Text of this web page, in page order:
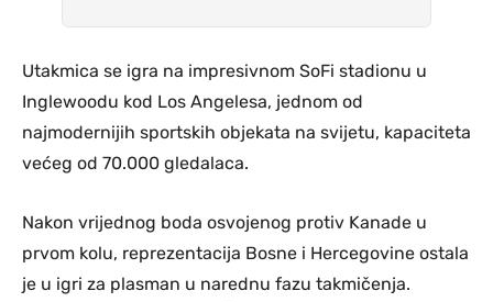
Utakmica se igra na impresivnom SoFi stadionu u
Inglewoodu kod Los Angelesa, jednom od
najmodernijih sportskih objekata na svijetu, kapaciteta
većeg od 70.000 gledalaca.
Nakon vrijednog boda osvojenog protiv Kanade u
prvom kolu, reprezentacija Bosne i Hercegovine ostala
je u igri za plasman u narednu fazu takmičenja.